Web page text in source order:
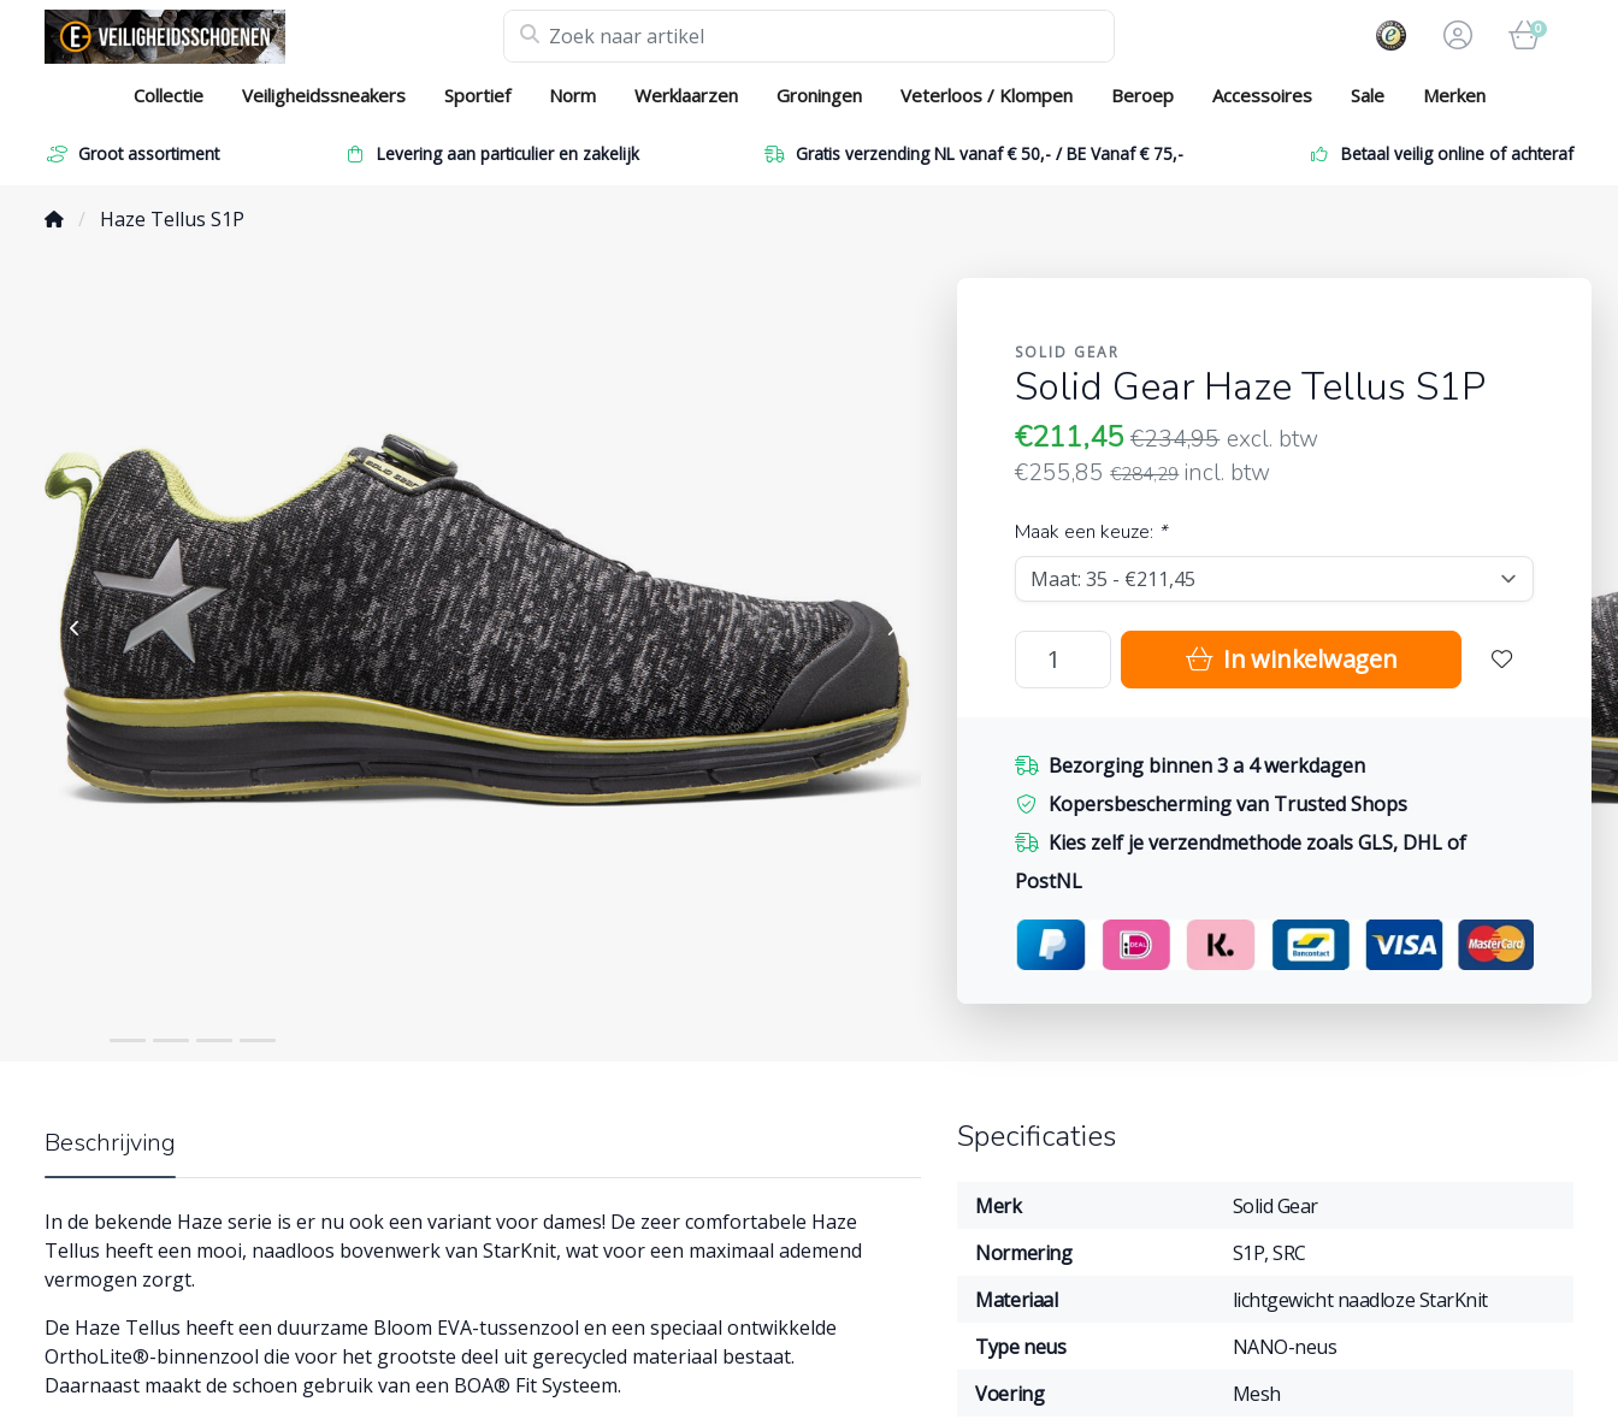
0
Collectie Veiligheidssneakers Sportief Norm Werklaarzen Groningen Veterloos / Klompen Beroep Accessoires Sale Merken
Groot assortiment Levering aan particulier en zakelijk Gratis verzending NL vanaf € 50,- / BE Vanaf € 75,- Betaal veilig online of achteraf
Haze Tellus S1P
SOLID GEAR
Solid Gear Haze Tellus S1P
€211,45€234,95 excl. btw
€255,85€284,29incl. btw
Maak een keuze: *
In winkelwagen
Bezorging binnen 3 a 4 werkdagen
Kopersbescherming van Trusted Shops
Kies zelf je verzendmethode zoals GLS, DHL of
PostNL
Beschrijving
In de bekende Haze serie is er nu ook een variant voor dames! De zeer comfortabele Haze
Tellus heeft een mooi, naadloos bovenwerk van StarKnit, wat voor een maximaal ademend
vermogen zorgt.
De Haze Tellus heeft een duurzame Bloom EVA-tussenzool en een speciaal ontwikkelde
OrthoLite®-binnenzool die voor het grootste deel uit gerecycled materiaal bestaat.
Daarnaast maakt de schoen gebruik van een BOA® Fit Systeem.
Specificaties
Merk
Solid Gear
Normering
S1P, SRC
Materiaal
lichtgewicht naadloze StarKnit
Type neus
NANO-neus
Voering
Mesh